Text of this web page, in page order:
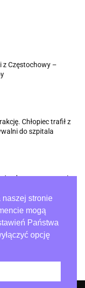
stronie
mogą
Państwa
opcję
z Częstochowy –
Chłopiec trafił z
do szpitala
po zatrzymaniu
wciąż